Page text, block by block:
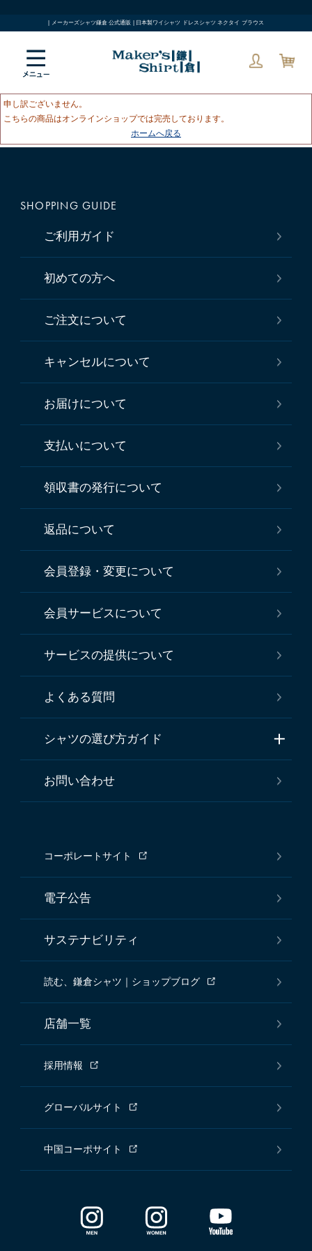
| メーカーズシャツ鎌倉 公式通販 | 日本製ワイシャツ ドレスシャツ ネクタイ ブラウス
申し訳ございません。
こちらの商品はオンラインショップでは完売しております。
ホームへ戻る
SHOPPING GUIDE
ご利用ガイド
初めての方へ
ご注文について
キャンセルについて
お届けについて
支払いについて
領収書の発行について
返品について
会員登録・変更について
会員サービスについて
サービスの提供について
よくある質問
シャツの選び方ガイド
お問い合わせ
コーポレートサイト
電子公告
サステナビリティ
読む、鎌倉シャツ｜ショップブログ
店舗一覧
採用情報
グローバルサイト
中国コーポサイト